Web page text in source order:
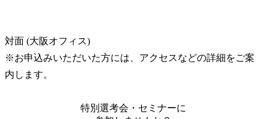
対面 (大阪オフィス)
※お申込みいただいた方には、アクセスなどの詳細をご案
内します。
特別選考会・セミナーに